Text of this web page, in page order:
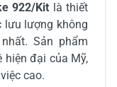
922/Kit là thiết
lưu lượng không
Sản phẩm
hiện đại của Mỹ,
cao.